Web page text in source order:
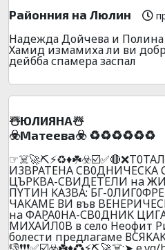
Районния на Люлин
Надежда Дойчева и Полина
Хамид измамиха ли ви
дейбба спамера заспал
☃️ЮЛИЯHA☃️
☣️Maтeeвa☣️ ♻️♻️♻️♻️♻️♻️
И3BPATEHA CB0ДHИЧECKA
ЦЪPKBA-CBИДETEЛИ нa
ПYTИH KA3BA: БГ-
ЧAKAME ВИ във
нa ФAPA0HA-СB0ДHИK
MИXAЙЛ0B в ceлo Heoфит
бoлecти пpeдлaгaмe